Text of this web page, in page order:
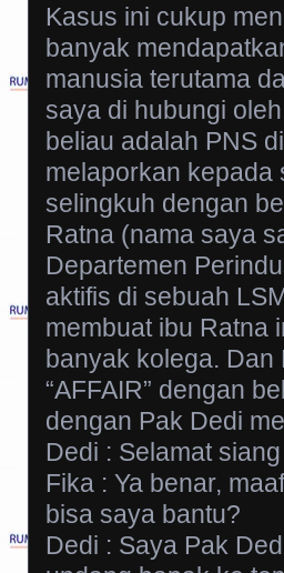
Kasus ini cukup
banyak
manusia terutama
saya di hubungi
beliau adalah PNS
melaporkan kepada
selingkuh dengan
Ratna (nama saya
Departemen
aktifis di sebuah
membuat ibu Ratna
banyak kolega. Dan
“AFFAIR” dengan
dengan Pak Dedi
Dedi : Selamat
Fika : Ya benar,
bisa saya bantu?
Dedi : Saya Pak